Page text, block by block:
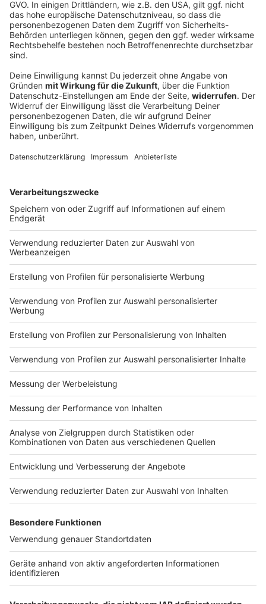
Spanien stellt Italien Ultimatum:
Grenzkontrollen beenden
Angesichts der Migrationskrise in Ceuta hatte Rom
vorübergehend das Schengen-Abkommen mit Madrid
Grenzkontrollen – und droht mit Gegenmaßnahmen.
DEINE GEMERKTEN ARTIKEL
Du hast dir noch keine Artikel gemerkt
Markiere sie hierfür mit einem
Impressum
Nutzungsbedingungen
Jobs
Presse
Werben
Archiv
ANTENNE BAYERN GROUP
Stiftung ANTENNE BAYERN
hilft
Kontakt
Studio-Hotline
Verkehrs-Hotline
Newsletter